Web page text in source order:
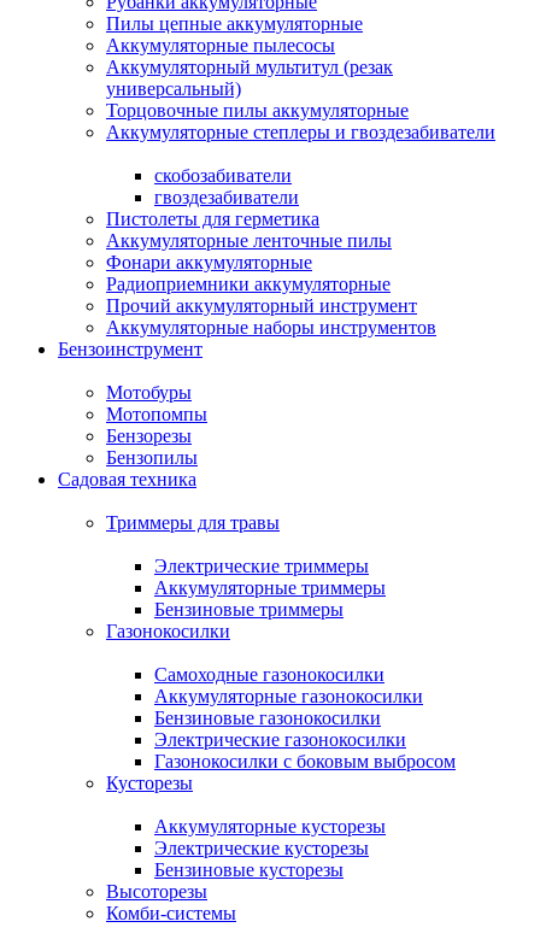
Пилы цепные аккумуляторные
Аккумуляторные пылесосы
Аккумуляторный мультитул (резак
универсальный)
Торцовочные пилы аккумуляторные
Аккумуляторные степлеры и гвоздезабиватели
скобозабиватели
гвоздезабиватели
Пистолеты для герметика
Аккумуляторные ленточные пилы
Фонари аккумуляторные
Радиоприемники аккумуляторные
Прочий аккумуляторный инструмент
Аккумуляторные наборы инструментов
Бензоинструмент
Мотобуры
Мотопомпы
Бензорезы
Бензопилы
Садовая техника
Триммеры для травы
Электрические триммеры
Аккумуляторные триммеры
Бензиновые триммеры
Газонокосилки
Самоходные газонокосилки
Аккумуляторные газонокосилки
Бензиновые газонокосилки
Электрические газонокосилки
Газонокосилки с боковым выбросом
Кусторезы
Аккумуляторные кусторезы
Электрические кусторезы
Бензиновые кусторезы
Высоторезы
Комби-системы